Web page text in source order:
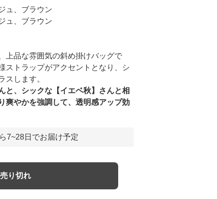
ュ、ブラウン
ュ、ブラウン
上品な雰囲気の斜め掛けバッグで
ストラップがアクセントとなり、シ
スします。
と、シックな【イエベ秋】さんと相
爽やかを強調して、透明感アップ効
7~28日でお届け予定
売り切れ